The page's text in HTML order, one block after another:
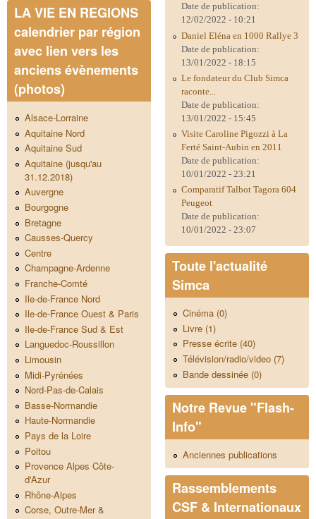
LA VIE EN REGIONS
calendrier par région
avec lien vers les
anciens évènements
(photos)
Alsace-Lorraine
Aquitaine Nord
Aquitaine Sud
Aquitaine (jusqu'au
31.12.2018)
Auvergne
Bourgogne
Bretagne
Causses-Quercy
Centre
Champagne-Ardenne
Franche-Comté
Ile-de-France Nord
Ile-de-France Ouest & Paris
Ile-de-France Sud & Est
Languedoc-Roussillon
Limousin
Midi-Pyrénées
Nord-Pas-de-Calais
Basse-Normandie
Haute-Normandie
Pays de la Loire
Poitou
Provence Alpes Côte-
d'Azur
Rhône-Alpes
Corse, Outre-Mer &
Date de publication:
12/02/2022 - 10:21
Daniel Eléna en 1000 Rallye 3
Date de publication:
13/01/2022 - 18:15
Le fondateur du Club Simca
raconte...
Date de publication:
13/01/2022 - 15:45
Visite Caroline Pigozzi à La
Ferté Saint-Aubin en 2011
Date de publication:
10/01/2022 - 23:21
Comparatif Talbot Tagora 604
Peugeot
Date de publication:
10/01/2022 - 23:07
Toute l'actualité
Simca
Cinéma (0)
Livre (1)
Presse écrite (40)
Télévision/radio/video (7)
Bande dessinée (0)
Notre Revue "Flash-
Info"
Anciennes publications
Rassemblements
CSF & Internationaux